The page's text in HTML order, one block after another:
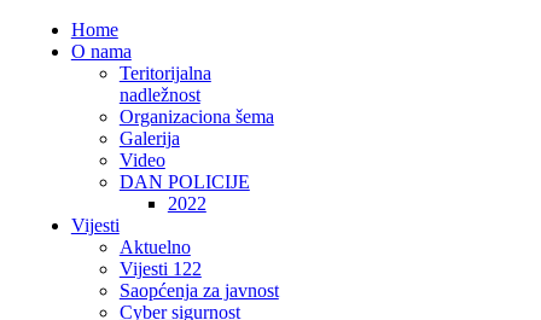
Home
O nama
Teritorijalna
nadležnost
Organizaciona šema
Galerija
Video
DAN POLICIJE
2022
Vijesti
Aktuelno
Vijesti 122
Saopćenja za javnost
Cyber sigurnost